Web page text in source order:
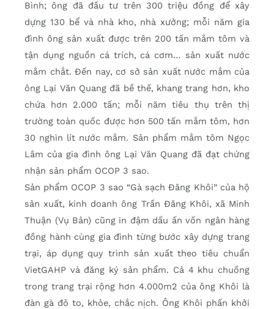
Bình; ông đã đầu tư trên 300 triệu đồng để xây
dựng 130 bể và nhà kho, nhà xưởng; mỗi năm gia
đình ông sản xuất được trên 200 tấn mắm tôm và
tận dụng nguồn cá trích, cá cơm… sản xuất nước
mắm chắt. Đến nay, cơ sở sản xuất nước mắm của
ông Lại Văn Quang đã bề thế, khang trang hơn, kho
chứa hơn 2.000 tấn; mỗi năm tiêu thụ trên thị
trường toàn quốc được hơn 500 tấn mắm tôm, hơn
30 nghìn lít nước mắm. Sản phẩm mắm tôm Ngọc
Lâm của gia đình ông Lại Văn Quang đã đạt chứng
nhận sản phẩm OCOP 3 sao.
Sản phẩm OCOP 3 sao “Gà sạch Đăng Khôi” của hộ
sản xuất, kinh doanh ông Trần Đăng Khôi, xã Minh
Thuận (Vụ Bản) cũng in đậm dấu ấn vốn ngân hàng
đồng hành cùng gia đình từng bước xây dựng trang
trại, áp dụng quy trình sản xuất theo tiêu chuẩn
VietGAHP và đăng ký sản phẩm. Cả 4 khu chuồng
trong trang trại rộng hơn 4.000m2 của ông Khôi là
đàn gà đỏ to, khỏe, chắc nịch. Ông Khôi phấn khởi